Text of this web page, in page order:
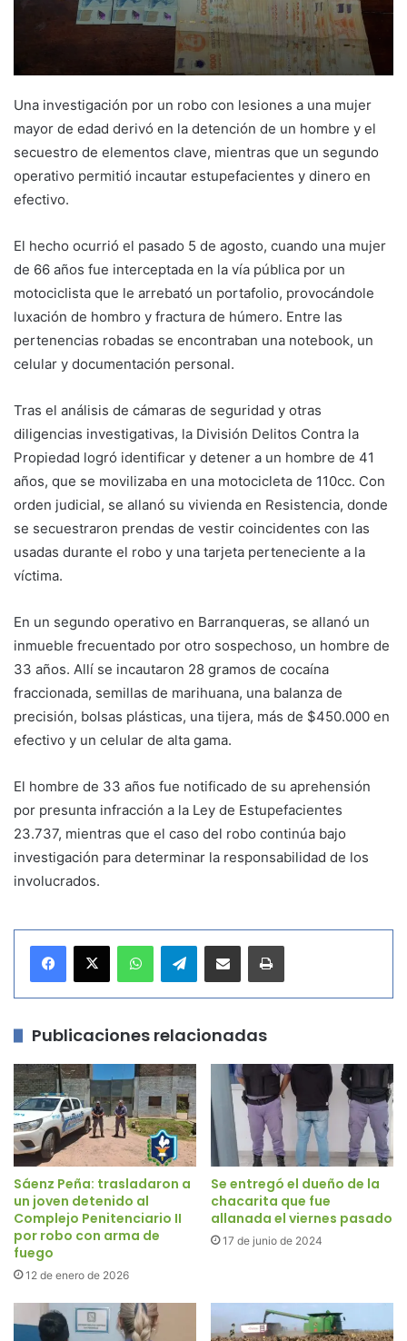
Una investigación por un robo con lesiones a una mujer
mayor de edad derivó en la detención de un hombre y el
secuestro de elementos clave, mientras que un segundo
operativo permitió incautar estupefacientes y dinero en
efectivo.
El hecho ocurrió el pasado 5 de agosto, cuando una mujer
de 66 años fue interceptada en la vía pública por un
motociclista que le arrebató un portafolio, provocándole
luxación de hombro y fractura de húmero. Entre las
pertenencias robadas se encontraban una notebook, un
celular y documentación personal.
Tras el análisis de cámaras de seguridad y otras
diligencias investigativas, la División Delitos Contra la
Propiedad logró identificar y detener a un hombre de 41
años, que se movilizaba en una motocicleta de 110cc. Con
orden judicial, se allanó su vivienda en Resistencia, donde
se secuestraron prendas de vestir coincidentes con las
usadas durante el robo y una tarjeta perteneciente a la
víctima.
En un segundo operativo en Barranqueras, se allanó un
inmueble frecuentado por otro sospechoso, un hombre de
33 años. Allí se incautaron 28 gramos de cocaína
fraccionada, semillas de marihuana, una balanza de
precisión, bolsas plásticas, una tijera, más de $450.000 en
efectivo y un celular de alta gama.
El hombre de 33 años fue notificado de su aprehensión
por presunta infracción a la Ley de Estupefacientes
23.737, mientras que el caso del robo continúa bajo
investigación para determinar la responsabilidad de los
involucrados.
Telegram
Publicaciones relacionadas
Sáenz Peña: trasladaron a
un joven detenido al
Complejo Penitenciario II
por robo con arma de
fuego
12 de enero de 2026
Se entregó el dueño de la
chacarita que fue
allanada el viernes pasado
17 de junio de 2024